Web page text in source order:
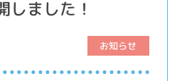
しました！
お知らせ